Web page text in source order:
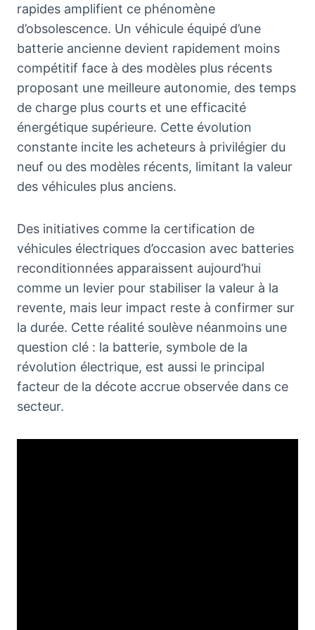
rapides amplifient ce phénomène
d’obsolescence. Un véhicule équipé d’une
batterie ancienne devient rapidement moins
compétitif face à des modèles plus récents
proposant une meilleure autonomie, des temps
de charge plus courts et une efficacité
énergétique supérieure. Cette évolution
constante incite les acheteurs à privilégier du
neuf ou des modèles récents, limitant la valeur
des véhicules plus anciens.
Des initiatives comme la certification de
véhicules électriques d’occasion avec batteries
reconditionnées apparaissent aujourd’hui
comme un levier pour stabiliser la valeur à la
revente, mais leur impact reste à confirmer sur
la durée. Cette réalité soulève néanmoins une
question clé : la batterie, symbole de la
révolution électrique, est aussi le principal
facteur de la décote accrue observée dans ce
secteur.